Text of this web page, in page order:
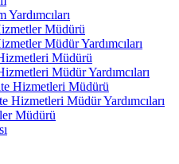
Yardımcıları
Müdürü
Müdür Yardımcıları
Müdürü
Müdür Yardımcıları
Hizmetleri Müdürü
Hizmetleri Müdür Yardımcıları
Müdürü